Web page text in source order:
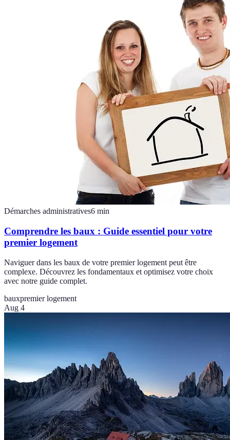
Démarches administratives6 min
Comprendre les baux : Guide essentiel pour votre
premier logement
Naviguer dans les baux de votre premier logement peut être
complexe. Découvrez les fondamentaux et optimisez votre choix
avec notre guide complet.
bauxpremier logement
Aug 4